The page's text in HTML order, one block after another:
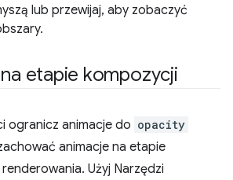
lub przewijaj, aby zobaczyć
etapie kompozycji
ogranicz animacje do opacity
animacje na etapie
Użyj Narzędzi